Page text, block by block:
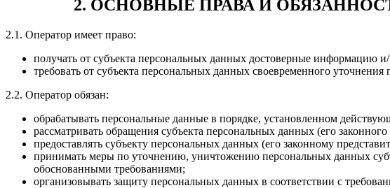
2. ОСНОВНЫЕ ПРАВА И
2.1. Оператор имеет право:
получать от субъекта персональных данных достоверные информацию
требовать от субъекта персональных данных своевременного
2.2. Оператор обязан:
обрабатывать персональные данные в порядке, установленном
рассматривать обращения субъекта персональных данных (его
предоставлять субъекту персональных данных (его законному
принимать меры по уточнению, уничтожению персональных данных
обоснованными требованиями;
организовывать защиту персональных данных в соответствии с